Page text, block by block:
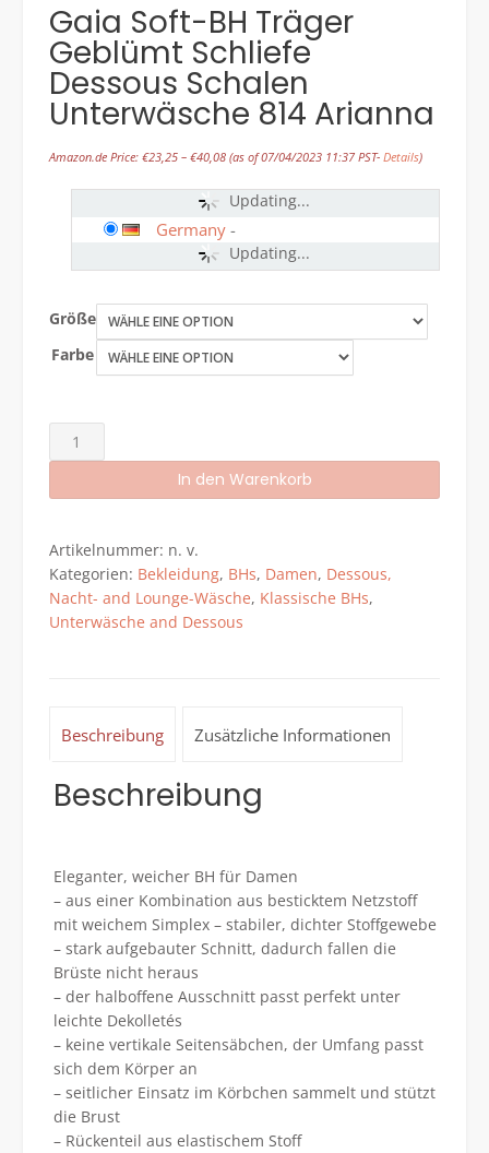
Gaia Soft-BH Träger
Geblümt Schliefe
Dessous Schalen
Unterwäsche 814 Arianna
Amazon.de Price: €23,25 – €40,08 (as of 07/04/2023 11:37 PST- Details)
Updating...
Updating...
Germany -
Größe
Farbe
Gaia
Soft-
Träger
Schliefe
Dessous
Schalen
Unterwäsche
In den Warenkorb
Artikelnummer: n. v.
Kategorien: Bekleidung, BHs, Damen, Dessous,
Nacht- and Lounge-Wäsche, Klassische BHs,
Unterwäsche and Dessous
Beschreibung Zusätzliche Informationen
Beschreibung
Eleganter, weicher BH für Damen
– aus einer Kombination aus besticktem Netzstoff
mit weichem Simplex – stabiler, dichter Stoffgewebe
– stark aufgebauter Schnitt, dadurch fallen die
Brüste nicht heraus
– der halboffene Ausschnitt passt perfekt unter
leichte Dekolletés
– keine vertikale Seitensäbchen, der Umfang passt
sich dem Körper an
– seitlicher Einsatz im Körbchen sammelt und stützt
die Brust
– Rückenteil aus elastischem Stoff